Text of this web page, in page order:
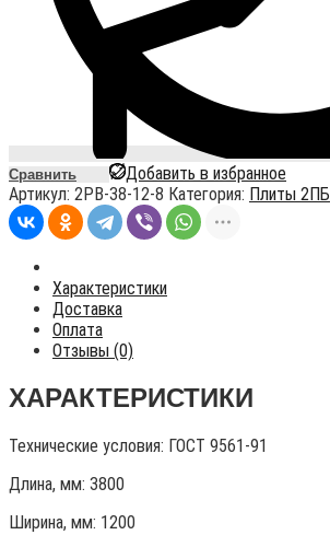
Сравнить
Добавить в избранное
Артикул: 2PB-38-12-8 Категория: Плиты 2ПБ
Характеристики
Доставка
Оплата
Отзывы (0)
ХАРАКТЕРИСТИКИ
Технические условия: ГОСТ 9561-91
Длина, мм: 3800
Ширина, мм: 1200